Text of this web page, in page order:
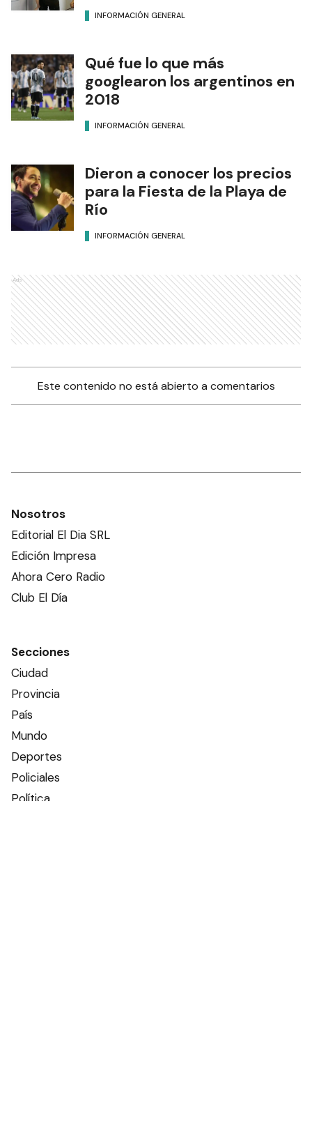
INFORMACIÓN GENERAL
Qué fue lo que más
googlearon los argentinos en
2018
INFORMACIÓN GENERAL
Dieron a conocer los precios
para la Fiesta de la Playa de
Río
INFORMACIÓN GENERAL
Ads
Este contenido no está abierto a comentarios
Nosotros
Editorial El Dia SRL
Edición Impresa
Ahora Cero Radio
Club El Día
Secciones
Ciudad
Provincia
País
Mundo
Deportes
Policiales
Política